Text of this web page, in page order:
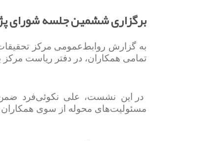
برگزاری ششمین جلسه شورای
به گزارش روابط‌عمومی مرکز
تمامی همکاران، در دفتر ریاست مرکز
در این نشست، علی نکوئی‌فرد
مسئولیت‌های محوله از سوی همکاران